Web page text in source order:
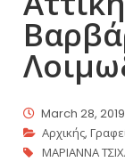
March 28, 2019
Αρχικής,
ΜΑΡΙΑΝΝΑ